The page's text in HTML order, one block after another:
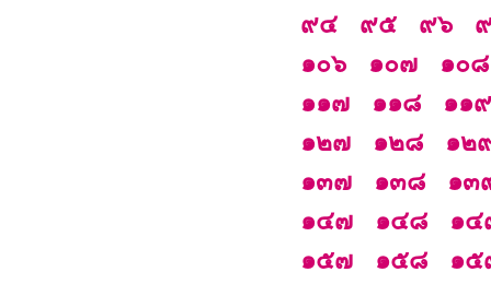
๙๔
๙๕ ๙๖
๑๐๖
๑๐๗
๑๐๘
๑๑๗
๑๑๘
๑๑๙
๑๒๗
๑๒๘
๑๒
๑๓๗
๑๓๘
๑๓
๑๔๗
๑๔๘
๑๔
๑๕๗
๑๕๘
๑๕